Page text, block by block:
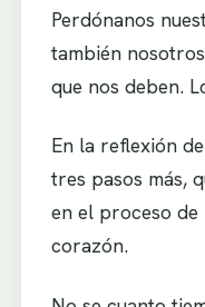
Perdónanos
también
que nos deben.
En la reflexión
tres pasos más,
en el proceso
corazón.